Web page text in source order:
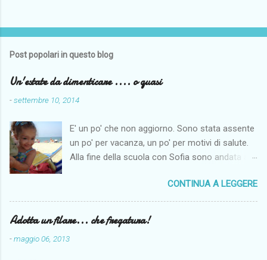
Post popolari in questo blog
Un'estate da dimenticare .... o quasi
-settembre 10, 2014
E' un po' che non aggiorno. Sono stata assente
un po' per vacanza, un po' per motivi di salute.
Alla fine della scuola con Sofia sono andata a
di ferie solo le centrali di agosto e così per far
fare un po' di mare alla monella siamo andate al
mare dai miei. Come penso per tutti il tempo
quest'anno non è stato clemente, anche se noi
CONTINUA A LEGGERE
Adotta un filare... che fregatura!
-maggio 06, 2013